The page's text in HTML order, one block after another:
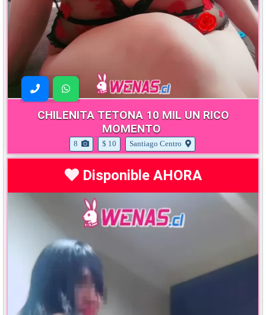
CHILENITA TETONA 10 MIL UN RICO
MOMENTO
8 $ 10 Santiago Centro
Disponible AHORA